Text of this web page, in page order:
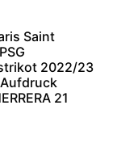
Saint
2022/23
21